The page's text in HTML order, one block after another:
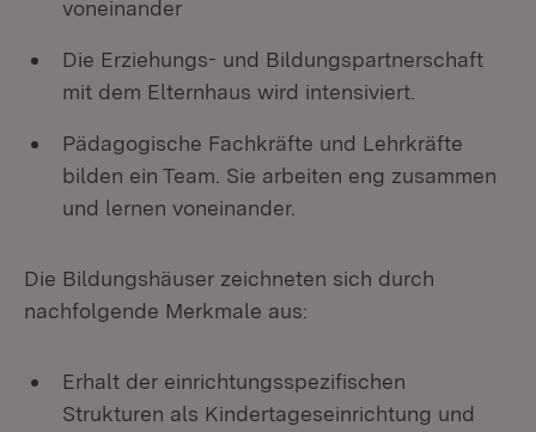
voneinander
Die Erziehungs- und Bildungspartnerschaft
mit dem Elternhaus wird intensiviert.
Pädagogische Fachkräfte und Lehrkräfte
bilden ein Team. Sie arbeiten eng zusammen
und lernen voneinander.
Die Bildungshäuser zeichneten sich durch
nachfolgende Merkmale aus:
Erhalt der einrichtungsspezifischen
Strukturen als Kindertageseinrichtung und